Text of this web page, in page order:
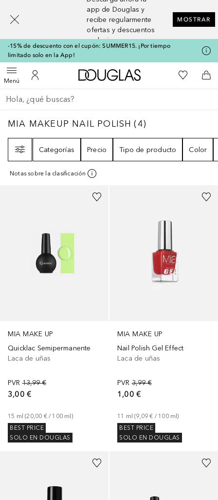
app de Douglas y
recibe regularmente
ofertas y descuentos
exclusivos
MOSTRAR
-15% de descuento con el cupón: SUMMER15. ¡Por tiempo
limitado solo en la App!
MenúAbrir menúMi cuenta
A Douglas HomeMi lista de
A
Regresar
Ejecutar búsqueda
MIA MAKEUP NAIL POLISH4
MIA MAKEUP NAIL POLISH (4)
Categorías
Precio Tipo de producto Color
Notas sobre la clasificación
MIA MAKE UP
Quicklac Semipermanente
Laca de uñas
PVR 13,99 €
3,00 €
15 ml (20,00 € / 100 ml )
BEST PRICE
SOLO EN DOUGLAS
MIA MAKE UP
Nail Polish Gel Effect
Laca de uñas
PVR 3,99 €
1,00 €
11 ml (9,09 € / 100 ml)
BEST PRICE
SOLO EN DOUGLAS
+6
[navigation.slideout.screenreader]